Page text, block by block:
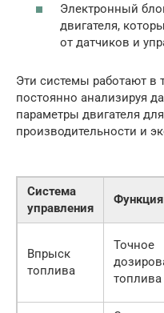
Электронный
двигателя,
от датчиков и
Эти системы работают в
постоянно анализируя
параметры двигателя
производительности и
Система
управления
Функция
Впрыск
топлива
Точное
топлива